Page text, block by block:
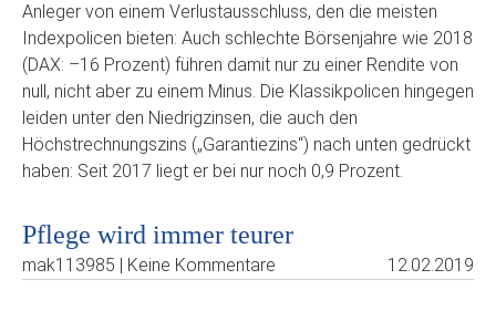
Anleger von einem Verlustausschluss, den die meisten
Indexpolicen bieten: Auch schlechte Börsenjahre wie 2018
(DAX: –16 Prozent) führen damit nur zu einer Rendite von
null, nicht aber zu einem Minus. Die Klassikpolicen hingegen
leiden unter den Niedrigzinsen, die auch den
Höchstrechnungszins („Garantiezins“) nach unten gedrückt
haben: Seit 2017 liegt er bei nur noch 0,9 Prozent.
Pflege wird immer teurer
mak113985 | Keine Kommentare 12.02.2019